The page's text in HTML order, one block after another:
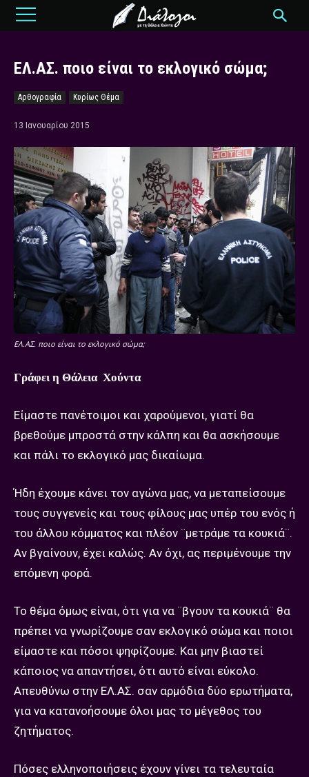
ΕΛ.ΑΣ. ποιο είναι το εκλογικό σώμα;
Αρθογραφία Κυρίως Θέμα
13 Ιανουαρίου 2015
ΕΛ.ΑΣ. ποιο είναι το εκλογικό σώμα;
Γράφει η Θάλεια Χούντα
Είμαστε πανέτοιμοι και χαρούμενοι, γιατί θα
βρεθούμε μπροστά στην κάλπη και θα ασκήσουμε
και πάλι το εκλογικό μας δικαίωμα.
Ήδη έχουμε κάνει τον αγώνα μας, να μεταπείσουμε
τους συγγενείς και τους φίλους μας υπέρ του ενός ή
του άλλου κόμματος και πλέον ¨μετράμε τα κουκιά¨.
Αν βγαίνουν, έχει καλώς. Αν όχι, ας περιμένουμε την
επόμενη φορά.
Το θέμα όμως είναι, ότι για να ¨βγουν τα κουκιά¨ θα
πρέπει να γνωρίζουμε σαν εκλογικό σώμα και ποιοι
είμαστε και πόσοι ψηφίζουμε. Και μην βιαστεί
κάποιος να απαντήσει, ότι αυτό είναι εύκολο.
Απευθύνω στην ΕΛ.ΑΣ. σαν αρμόδια δύο ερωτήματα,
για να κατανοήσουμε όλοι μας το μέγεθος του
ζητήματος.
Πόσες ελληνοποιήσεις έχουν γίνει τα τελευταία